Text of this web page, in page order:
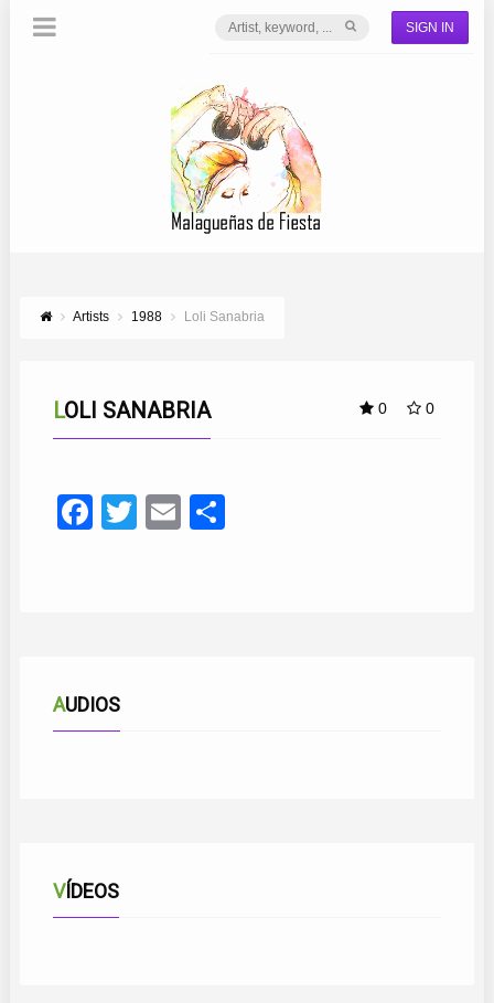
SIGN IN
Artists 1988 Loli Sanabria
0 0
LOLI SANABRIA
Facebook
TwitterEmail
AUDIOSLA PALOMA
VÍDEOSEL PESCADOR